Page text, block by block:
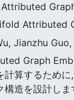
Attributed
Jianzhu
Graph
算するため
造を設計しま